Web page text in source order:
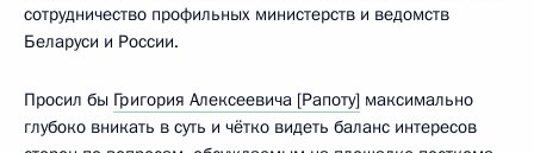
сотрудничество профильных министерств и ведомств
Беларуси и России.
Просил бы Григория Алексеевича [Рапоту] максимально
глубоко вникать в суть и чётко видеть баланс интересов